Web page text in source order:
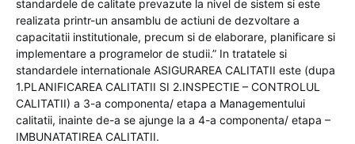
standardele de calitate prevazute la nivel de sistem si este
realizata printr-un ansamblu de actiuni de dezvoltare a
capacitatii institutionale, precum si de elaborare, planificare si
implementare a programelor de studii.” In tratatele si
standardele internationale ASIGURAREA CALITATII este (dupa
1.PLANIFICAREA CALITATII SI 2.INSPECTIE – CONTROLUL
CALITATII) a 3-a componenta/ etapa a Managementului
calitatii, inainte de-a se ajunge la a 4-a componenta/ etapa –
IMBUNATATIREA CALITATII.